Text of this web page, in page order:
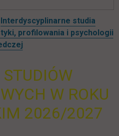
Interdyscyplinarne studia
profilowania i psychologii
W ROKU
2026/2027